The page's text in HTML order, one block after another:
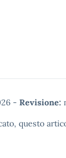
- Revisione:
questo